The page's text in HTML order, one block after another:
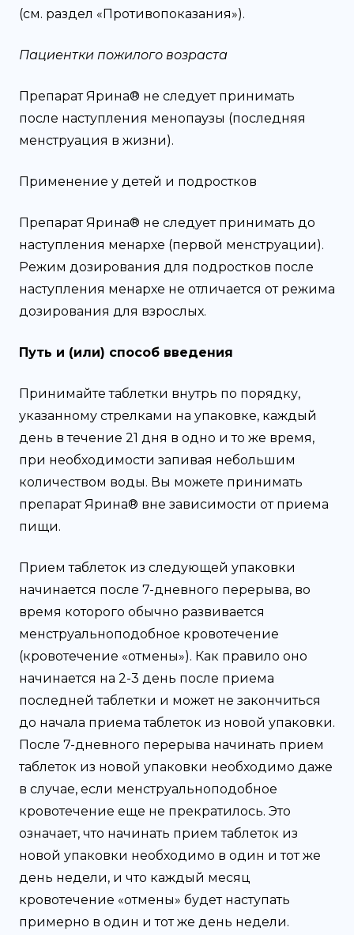
(см. раздел «Противопоказания»).
Пациентки пожилого возраста
Препарат Ярина® не следует принимать
после наступления менопаузы (последняя
менструация в жизни).
Применение у детей и подростков
Препарат Ярина® не следует принимать до
наступления менархе (первой менструации).
Режим дозирования для подростков после
наступления менархе не отличается от режима
дозирования для взрослых.
Путь и (или) способ введения
Принимайте таблетки внутрь по порядку,
указанному стрелками на упаковке, каждый
день в течение 21 дня в одно и то же время,
при необходимости запивая небольшим
количеством воды. Вы можете принимать
препарат Ярина® вне зависимости от приема
пищи.
Прием таблеток из следующей упаковки
начинается после 7-дневного перерыва, во
время которого обычно развивается
менструальноподобное кровотечение
(кровотечение «отмены»). Как правило оно
начинается на 2-3 день после приема
последней таблетки и может не закончиться
до начала приема таблеток из новой упаковки.
После 7-дневного перерыва начинать прием
таблеток из новой упаковки необходимо даже
в случае, если менструальноподобное
кровотечение еще не прекратилось. Это
означает, что начинать прием таблеток из
новой упаковки необходимо в один и тот же
день недели, и что каждый месяц
кровотечение «отмены» будет наступать
примерно в один и тот же день недели.